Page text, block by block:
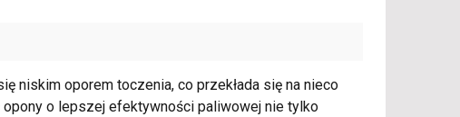
niskim oporem toczenia, co przekłada się na nieco
o lepszej efektywności paliwowej nie tylko